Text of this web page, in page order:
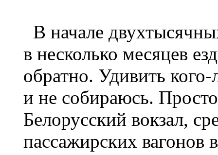
В начале
в несколько месяцев
обратно. Удивить
и не собираюсь.
Белорусский вокзал,
пассажирских вагонов